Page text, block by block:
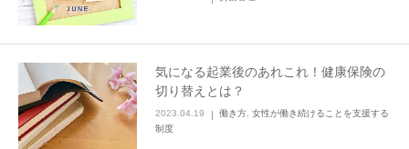
気になる起業後のあれこれ！健康保険の
切り替えとは？
2023.04.19 働き方 女性が働き続けることを支援する
制度